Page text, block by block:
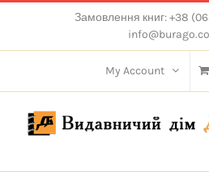
content
Замовлення книг: +38
My Account